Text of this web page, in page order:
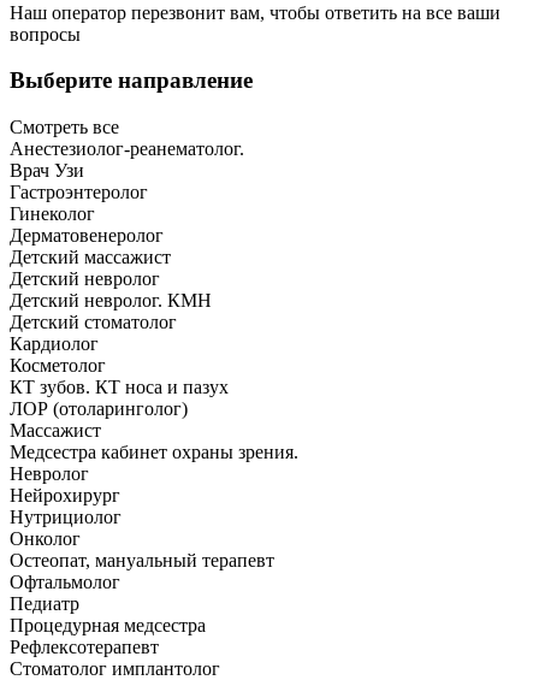
Наш оператор перезвонит вам, чтобы ответить на все ваши
вопросы
Выберите направление
Смотреть все
Анестезиолог-реанематолог.
Врач Узи
Гастроэнтеролог
Гинеколог
Дерматовенеролог
Детский массажист
Детский невролог
Детский невролог. КМН
Детский стоматолог
Кардиолог
Косметолог
КТ зубов. КТ носа и пазух
ЛОР (отоларинголог)
Массажист
Медсестра кабинет охраны зрения.
Невролог
Нейрохирург
Нутрициолог
Онколог
Остеопат, мануальный терапевт
Офтальмолог
Педиатр
Процедурная медсестра
Рефлексотерапевт
Стоматолог имплантолог